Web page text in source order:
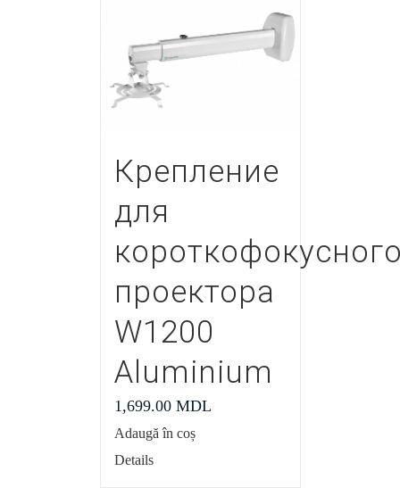
Крепление
для
проектора
W1200
Aluminium
1,699.00 MDL
Adaugă în coș
Details